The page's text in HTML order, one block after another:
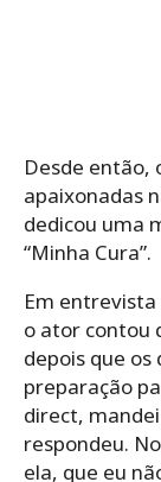
Desde então,
apaixonadas
dedicou uma
“Minha Cura”.
Em
o ator contou
depois que
preparação
direct,
respondeu.
ela, que eu